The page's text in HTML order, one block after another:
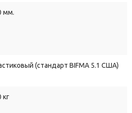
мм.
(стандарт BIFMA 5.1 США)
кг